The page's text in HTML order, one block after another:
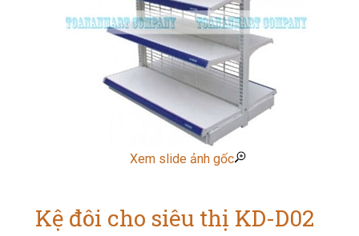
Xem slide ảnh gốc
Kệ đôi cho siêu thị KD-D02